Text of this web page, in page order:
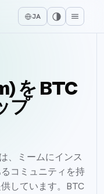
JA
を BTC
プ
、ミームにインス
コミュニティを持
しています。BTC